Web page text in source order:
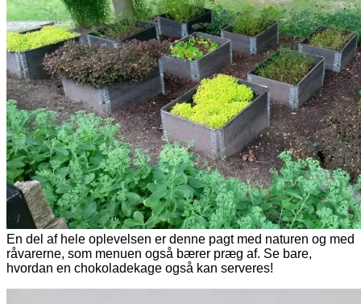
En del af hele oplevelsen er denne pagt med naturen og med
råvarerne, som menuen også bærer præg af. Se bare,
hvordan en chokoladekage også kan serveres!